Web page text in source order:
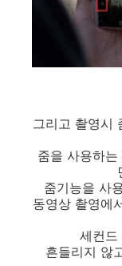
그리고 촬영시
줌을 사용하
줌기능을 사
동영상 촬영에
세컨드
흔들리지 않